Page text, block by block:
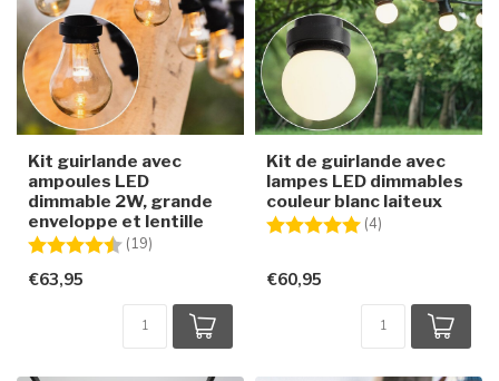
Kit guirlande avec
ampoules LED
dimmable 2W, grande
enveloppe et lentille
Note:
(19)
€63,95
Kit de guirlande avec
lampes LED dimmables
couleur blanc laiteux
Note:
(4)
€60,95